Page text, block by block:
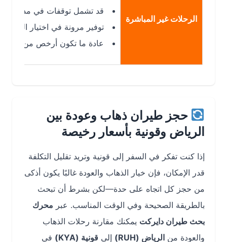
الرحلات غير المباشرة
قد تشمل توقفات في مدن أخرى
توفير مرونة في اختيار التواريخ
عادة ما تكون أرخص من الرحلات
حجز طيران ذهاب وعودة بين
الرياض وقونية بأسعار رخيصة
إذا كنت تفكر في السفر إلى قونية وتريد تقليل التكلفة
قدر الإمكان، فإن خيار الذهاب والعودة غالبًا يكون أذكى
من حجز كل اتجاه على حدة—لكن بشرط أن تبحث
بالطريقة الصحيحة وفي الوقت المناسب. عبرمحرك
بحث طيران دايركتيمكنك مقارنة رحلات الذهاب
والعودة منالرياض (RUH) إلىقونية (KYA) في